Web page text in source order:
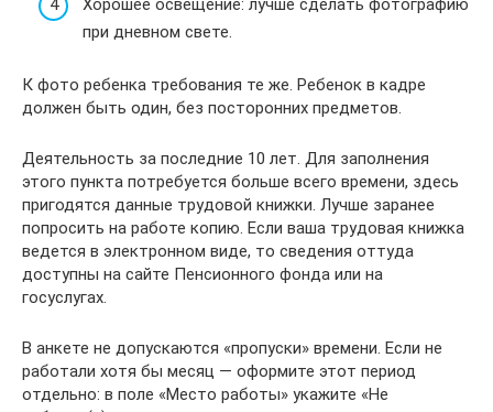
Хорошее освещение: лучше сделать фотографию
при дневном свете.
К фото ребенка требования те же. Ребенок в кадре
должен быть один, без посторонних предметов.
Деятельность за последние 10 лет. Для заполнения
этого пункта потребуется больше всего времени, здесь
пригодятся данные трудовой книжки. Лучше заранее
попросить на работе копию. Если ваша трудовая книжка
ведется в электронном виде, то сведения оттуда
доступны на сайте Пенсионного фонда или на
госуслугах.
В анкете не допускаются «пропуски» времени. Если не
работали хотя бы месяц — оформите этот период
отдельно: в поле «Место работы» укажите «Не